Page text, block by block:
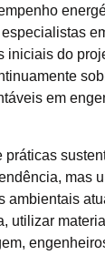
iniciais do
em
práticas
mas
ambientais
utilizar